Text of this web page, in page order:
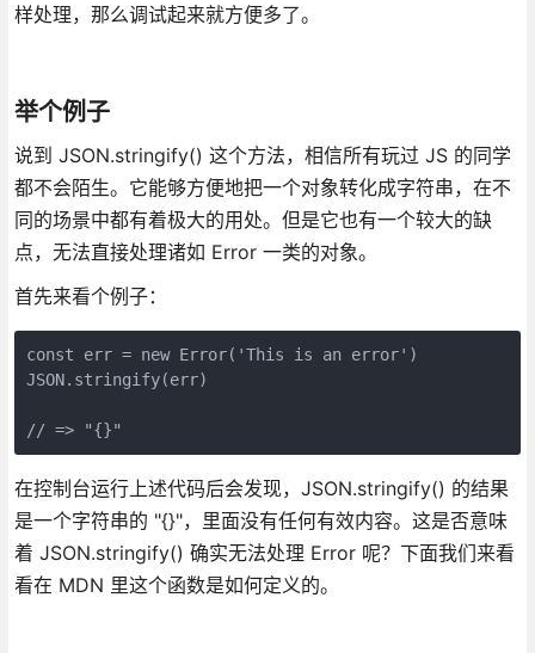
样处理，那么调试起来就方便多了。
举个例子
说到 JSON.stringify() 这个方法，相信所有玩过 JS 的同学
都不会陌生。它能够方便地把一个对象转化成字符串，在不
同的场景中都有着极大的用处。但是它也有一个较大的缺
点，无法直接处理诸如 Error 一类的对象。
首先来看个例子：
const err = new Error('This is an error')
JSON.stringify(err)
// => "{}"
在控制台运行上述代码后会发现，JSON.stringify() 的结果
是一个字符串的 "{}"，里面没有任何有效内容。这是否意味
着 JSON.stringify() 确实无法处理 Error 呢？下面我们来看
看在 MDN 里这个函数是如何定义的。